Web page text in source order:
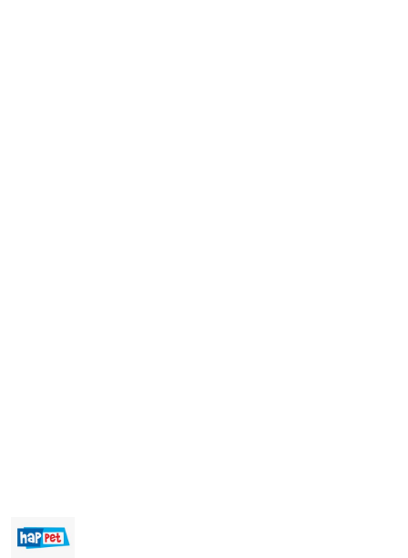
NAZWA
PRODUCENTA:
HAPPET